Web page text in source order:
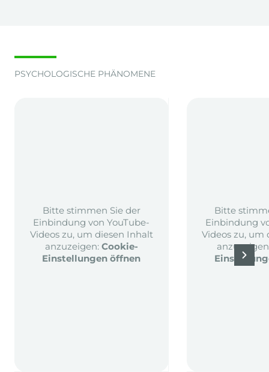
PSYCHOLOGISCHE PHÄNOMENE
Bitte stimmen Sie der
Einbindung von YouTube-
Videos zu, um diesen Inhalt
anzuzeigen: Cookie-
Einstellungen öffnen
Bitte
Einbindung
Videos zu, um